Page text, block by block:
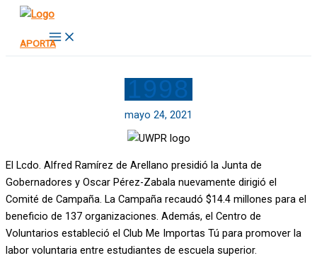
contenido
Main
Menu
APORTA
1998
mayo 24, 2021
El Lcdo. Alfred Ramírez de Arellano presidió la Junta de
Gobernadores y Oscar Pérez-Zabala nuevamente dirigió el
Comité de Campaña. La Campaña recaudó $14.4 millones para el
beneficio de 137 organizaciones. Además, el Centro de
Voluntarios estableció el Club Me Importas Tú para promover la
labor voluntaria entre estudiantes de escuela superior.